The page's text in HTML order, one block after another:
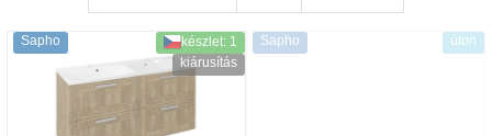
Sapho
készlet: 1
kiárusítás
Sapho úton